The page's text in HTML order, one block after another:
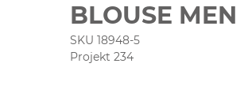
BLOUSE MEN
SKU 18948-5
Projekt 234